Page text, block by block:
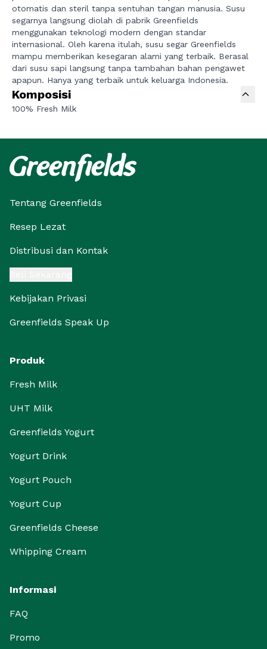
otomatis dan steril tanpa sentuhan tangan manusia. Susu
segarnya langsung diolah di pabrik Greenfields
menggunakan teknologi modern dengan standar
internasional. Oleh karena itulah, susu segar Greenfields
mampu memberikan kesegaran alami yang terbaik. Berasal
dari susu sapi langsung tanpa tambahan bahan pengawet
apapun. Hanya yang terbaik untuk keluarga Indonesia.
Komposisi
100% Fresh Milk
Tentang Greenfields
Resep Lezat
Distribusi dan Kontak
Kebijakan Privasi
Greenfields Speak Up
Produk
Fresh Milk
UHT Milk
Greenfields Yogurt
Yogurt Drink
Yogurt Pouch
Yogurt Cup
Greenfields Cheese
Whipping Cream
Informasi
FAQ
Promo